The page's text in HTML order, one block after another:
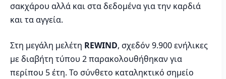
σακχάρου αλλά και στα δεδομένα για την καρδιά
και τα αγγεία.
Στη μεγάλη μελέτη REWIND, σχεδόν 9.900 ενήλικες
με διαβήτη τύπου 2 παρακολουθήθηκαν για
περίπου 5 έτη. Το σύνθετο καταληκτικό σημείο